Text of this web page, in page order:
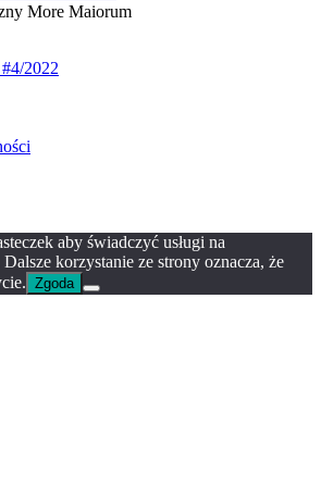
More Maiorum
#4/2022
aby świadczyć usługi na
korzystanie ze strony oznacza, że
Zgoda